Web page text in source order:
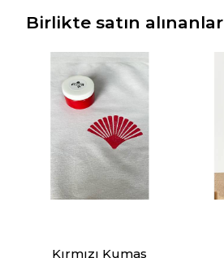
Birlikte satın alınanlar
Kırmızı Kumaş